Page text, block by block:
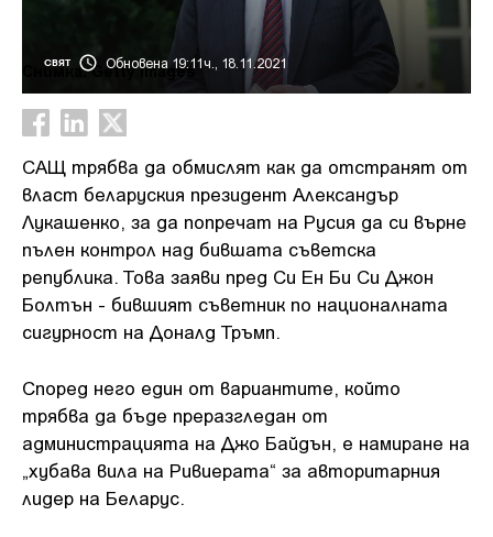
СВЯТ Обновена 19:11ч., 18.11.2021
Снимка: Getty images
САЩ трябва да обмислят как да отстранят от
власт беларуския президент Александър
Лукашенко, за да попречат на Русия да си върне
пълен контрол над бившата съветска
република. Това заяви пред Си Ен Би Си Джон
Болтън - бившият съветник по националната
сигурност на Доналд Тръмп.
Според него един от вариантите, който
трябва да бъде преразгледан от
администрацията на Джо Байдън, е намиране на
„хубава вила на Ривиерата“ за авторитарния
лидер на Беларус.